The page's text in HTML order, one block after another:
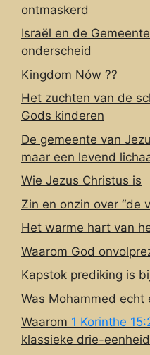
ontmaskerd
Israël en de
onderscheid
Kingdom Nów ??
Het zuchten van de
Gods kinderen
De gemeente van
maar een levend
Wie Jezus Christus is
Zin en onzin over “de
Het warme hart van
Waarom God
Kapstok prediking is
Was Mohammed echt
Waarom 1 Korinthe
klassieke drie-